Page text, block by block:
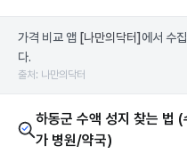
가격 비교 앱 [나만의닥터] 에서 수
다.
출처: 나만의닥터
하동군 수액 성지 찾는 법
가 병원/약국)